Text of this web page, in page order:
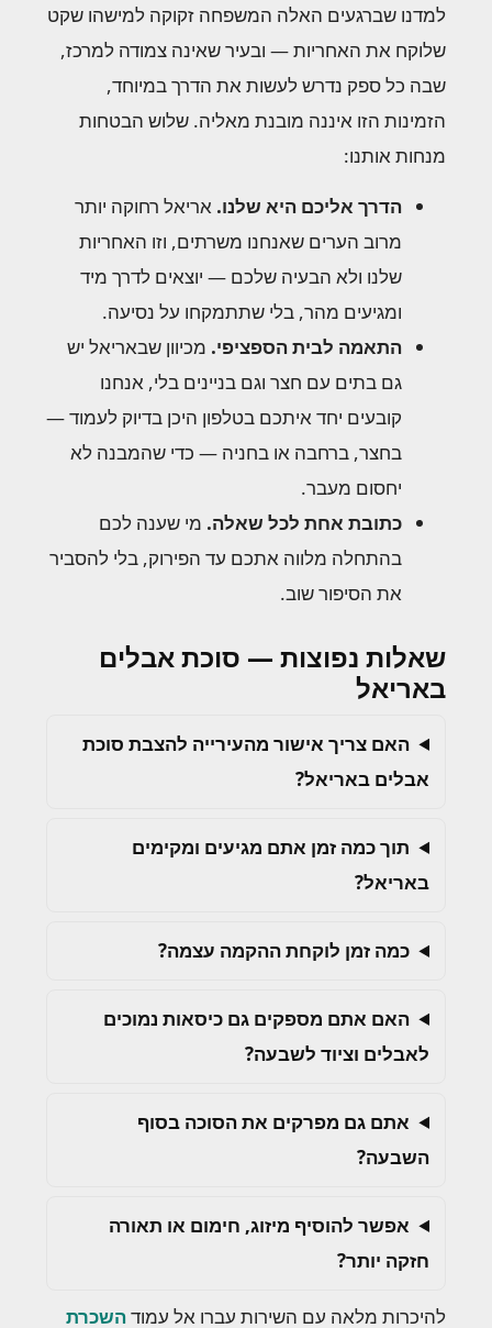
למדנו שברגעים האלה המשפחה זקוקה למישהו שקט
שלוקח את האחריות — ובעיר שאינה צמודה למרכז,
שבה כל ספק נדרש לעשות את הדרך במיוחד,
הזמינות הזו איננה מובנת מאליה. שלוש הבטחות
מנחות אותנו:
הדרך אליכם היא שלנו. אריאל רחוקה יותר
מרוב הערים שאנחנו משרתים, וזו האחריות
שלנו ולא הבעיה שלכם — יוצאים לדרך מיד
ומגיעים מהר, בלי שתתמקחו על נסיעה.
התאמה לבית הספציפי. מכיוון שבאריאל יש
גם בתים עם חצר וגם בניינים בלי, אנחנו
קובעים יחד איתכם בטלפון היכן בדיוק לעמוד —
בחצר, ברחבה או בחניה — כדי שהמבנה לא
יחסום מעבר.
כתובת אחת לכל שאלה. מי שענה לכם
בהתחלה מלווה אתכם עד הפירוק, בלי להסביר
את הסיפור שוב.
שאלות נפוצות — סוכת אבלים
באריאל
האם צריך אישור מהעירייה להצבת סוכת
אבלים באריאל?
תוך כמה זמן אתם מגיעים ומקימים
באריאל?
כמה זמן לוקחת ההקמה עצמה?
האם אתם מספקים גם כיסאות נמוכים
לאבלים וציוד לשבעה?
אתם גם מפרקים את הסוכה בסוף
השבעה?
אפשר להוסיף מיזוג, חימום או תאורה
חזקה יותר?
להיכרות מלאה עם השירות עברו אל עמודהשכרת